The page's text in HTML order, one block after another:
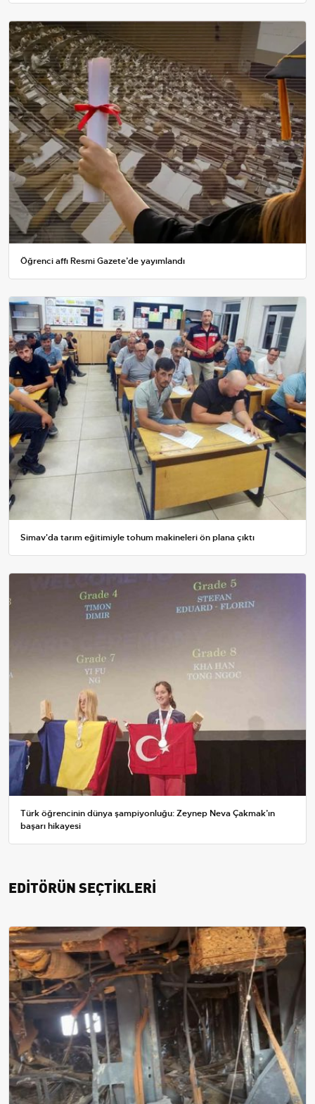
Öğrenci affı Resmi Gazete’de yayımlandı
Simav'da tarım eğitimiyle tohum makineleri ön plana çıktı
Türk öğrencinin dünya şampiyonluğu: Zeynep Neva Çakmak’ın
başarı hikayesi
EDİTÖRÜN SEÇTİKLERİ